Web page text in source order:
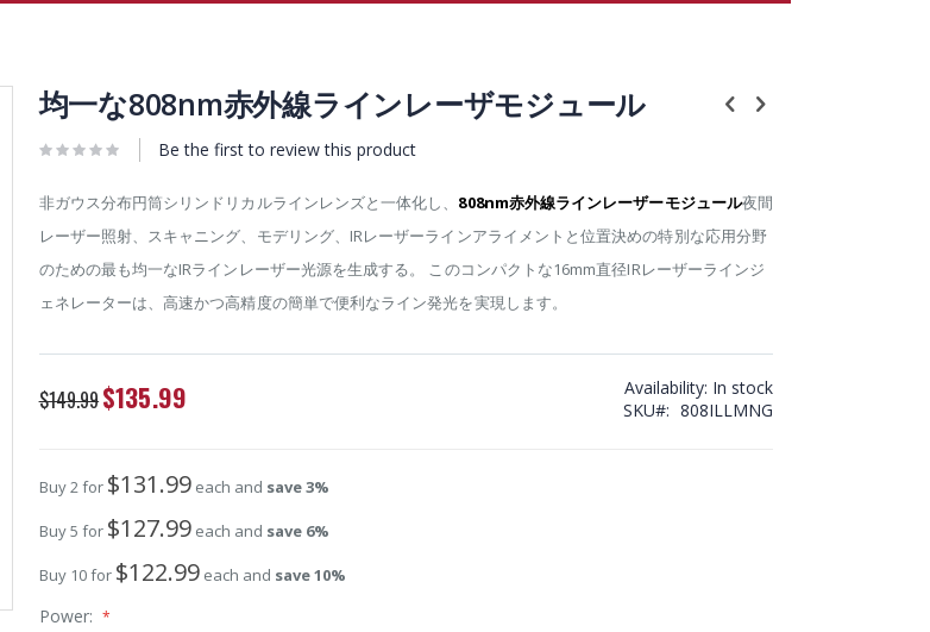
均一な808nm赤外線ラインレーザモジュール
均一な808nm赤外線ラインレーザモジュール
Be the first to review this product
非ガウス分布円筒シリンドリカルラインレンズと一体化し、 808nm赤外線ラインレーザーモジュール夜間
レーザー照射、スキャニング、モデリング、IRレーザーラインアライメントと位置決めの特別な応用分野
のための最も均一なIRラインレーザー光源を生成する。 このコンパクトな16mm直径IRレーザーラインジ
ェネレーターは、高速かつ高精度の簡単で便利なライン発光を実現します。
$149.99 Special
Price
$135.99 Availability: In stock
SKU
808ILLMNG
Buy 2 for $131.99 each and save3%
Buy 5 for $127.99 each and save6%
Buy 10 for $122.99 each and save10%
Power: